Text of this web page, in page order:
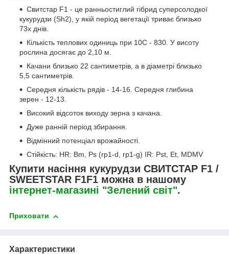
Свитстар F1 - це ранньостиглий гібрид суперсолодкої
кукурудзи (Sh2), у якій період вегетації триває близько
73х днів.
Кількість теплових одиниць при 10C - 830. У висоту
рослина досягає до 2,10 м.
Качани близько 22 сантиметрів, а в діаметрі близько
5,5 сантиметрів.
Середня кількість рядів - 14-16. Середня глибина
зерен - 12-13.
Високий відсоток виходу зерна з качана.
Дуже ранній період збирання.
Відмінний потенціал врожайності.
Стійкість: HR: Bm, Ps (rp1-d, rp1-g) IR: Pst, Et, MDMV
Купити насіння кукурудзи СВИТСТАР F1 /
SWEETSTAR F1F1 можна в нашому
інтернет-магазині "Зелений світ".
Приховати
Характеристики